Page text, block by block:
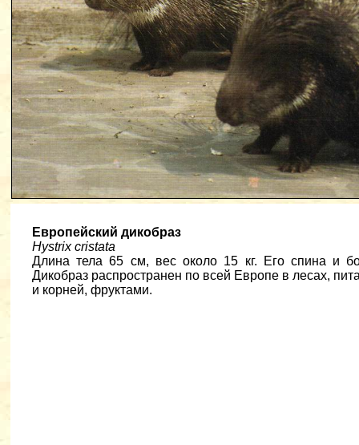
Европейский дикобраз
Hystrix cristata
Длина тела 65 см, вес около 15 кг. Его спина и
Дикобраз распространен по всей Европе в лесах,
и корней, фруктами.